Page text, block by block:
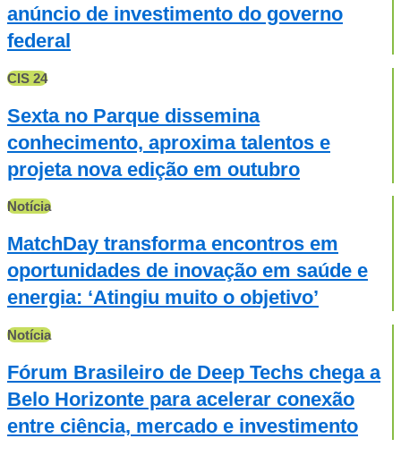
anúncio de investimento do governo
federal
CIS 24
Sexta no Parque dissemina
conhecimento, aproxima talentos e
projeta nova edição em outubro
Notícia
MatchDay transforma encontros em
oportunidades de inovação em saúde e
energia: ‘Atingiu muito o objetivo’
Notícia
Fórum Brasileiro de Deep Techs chega a
Belo Horizonte para acelerar conexão
entre ciência, mercado e investimento